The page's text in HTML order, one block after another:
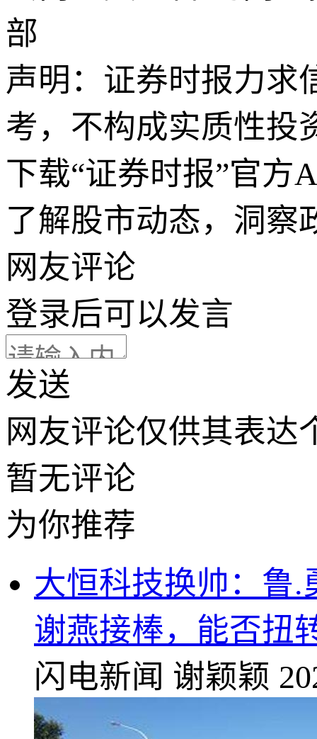
部
声明：证券时报力求
考，不构成实质性投
下载“证券时报”官方
了解股市动态，洞察
网友评论
登录后可以发言
发送
网友评论仅供其表达
暂无评论
为你推荐
大恒科技换帅：鲁.
谢燕接棒，能否扭
闪电新闻 谢颖颖